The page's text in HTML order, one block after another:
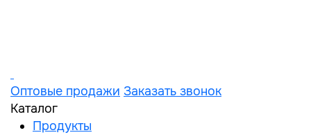
Оптовые продажи Заказать звонок
Каталог
Продукты